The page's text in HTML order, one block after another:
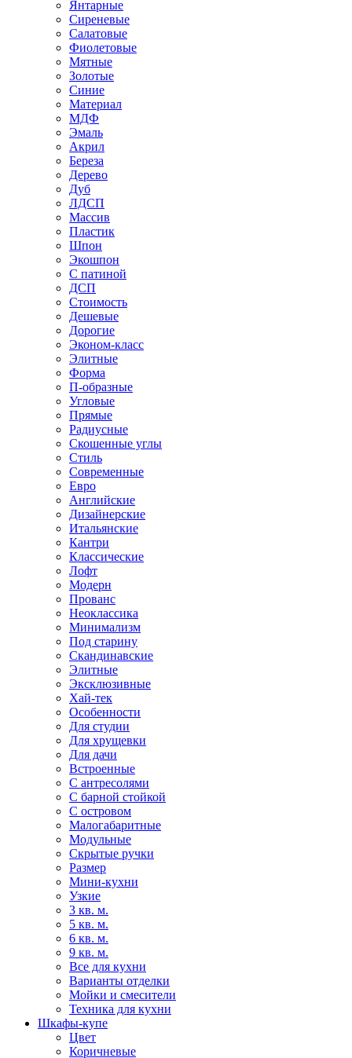
Янтарные
Сиреневые
Салатовые
Фиолетовые
Мятные
Золотые
Синие
Материал
МДФ
Эмаль
Акрил
Береза
Дерево
Дуб
ЛДСП
Массив
Пластик
Шпон
Экошпон
С патиной
ДСП
Стоимость
Дешевые
Дорогие
Эконом-класс
Элитные
Форма
П-образные
Угловые
Прямые
Радиусные
Скошенные углы
Стиль
Современные
Евро
Английские
Дизайнерские
Итальянские
Кантри
Классические
Лофт
Модерн
Прованс
Неоклассика
Минимализм
Под старину
Скандинавские
Элитные
Эксклюзивные
Хай-тек
Особенности
Для студии
Для хрущевки
Для дачи
Встроенные
С антресолями
С барной стойкой
С островом
Малогабаритные
Модульные
Скрытые ручки
Размер
Мини-кухни
Узкие
3 кв. м.
5 кв. м.
6 кв. м.
9 кв. м.
Все для кухни
Варианты отделки
Мойки и смесители
Техника для кухни
Шкафы-купе
Цвет
Коричневые